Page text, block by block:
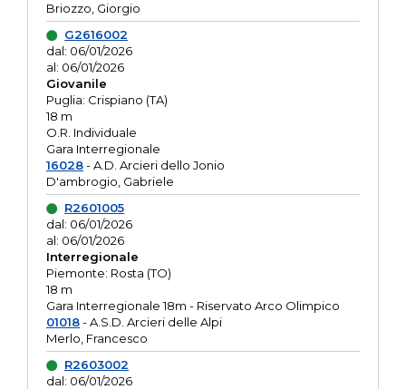
Briozzo, Giorgio
G2616002
dal: 06/01/2026
al: 06/01/2026
Giovanile
Puglia: Crispiano (TA)
18 m
O.R. Individuale
Gara Interregionale
16028- A.D. Arcieri dello Jonio
D'ambrogio, Gabriele
R2601005
dal: 06/01/2026
al: 06/01/2026
Interregionale
Piemonte: Rosta (TO)
18 m
Gara Interregionale 18m - Riservato Arco Olimpico
01018- A.S.D. Arcieri delle Alpi
Merlo, Francesco
R2603002
dal: 06/01/2026